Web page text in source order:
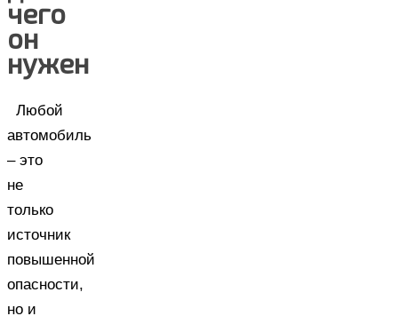
чего
он
нужен
Любой
автомобиль
– это
не
только
источник
повышенной
опасности,
но и